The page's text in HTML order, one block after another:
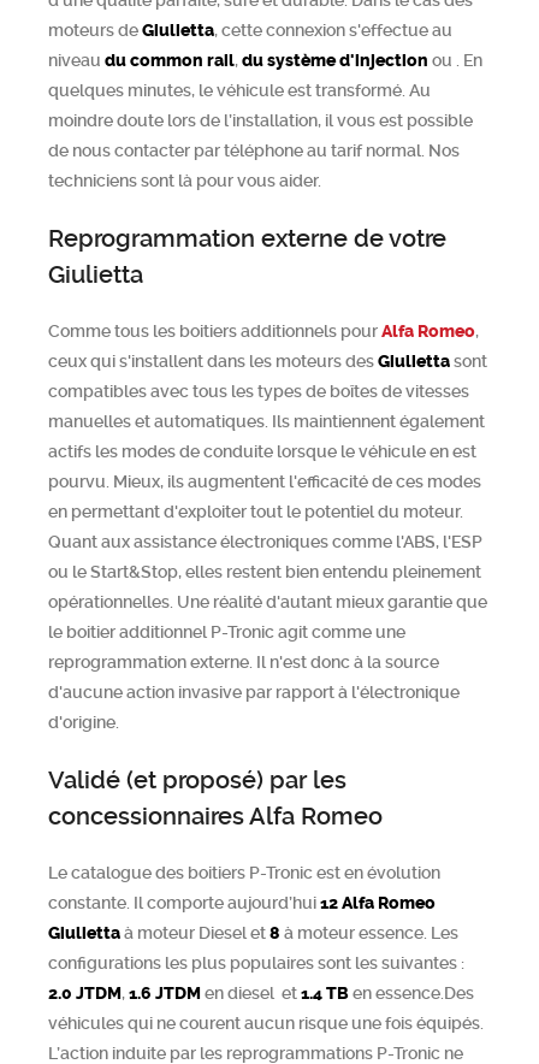
moteurs deGiulietta, cette connexion s'effectue au
niveau du common rail,du système d'injection ou
. En
quelques minutes, le véhicule est transformé. Au
moindre doute lors de l’installation, il vous est possible
de nous contacter par téléphone au tarif normal. Nos
techniciens sont là pour vous aider.
Reprogrammation externe de votre
Giulietta
Comme tous les boitiers additionnels pourAlfa Romeo,
ceux qui s'installent dans les moteurs desGiuliettasont
compatibles avec tous les types de boîtes de vitesses
manuelles et automatiques. Ils maintiennent également
actifs les modes de conduite lorsque le véhicule en est
pourvu. Mieux, ils augmentent l'efficacité de ces modes
en permettant d'exploiter tout le potentiel du moteur.
Quant aux assistance électroniques comme l'ABS, l'ESP
ou le Start&Stop, elles restent bien entendu pleinement
opérationnelles. Une réalité d'autant mieux garantie que
le boitier additionnel P-Tronic agit comme une
reprogrammation externe. Il n'est donc à la source
d'aucune action invasive par rapport à l'électronique
d'origine.
Validé (et proposé) par les
concessionnaires Alfa Romeo
Le catalogue des boitiers P-Tronic est en évolution
constante. Il comporte aujourd’hui12Alfa Romeo
Giuliettaà moteur Diesel et8 à moteur essence. Les
configurations les plus populaires sont les suivantes :
2.0 JTDM,1.6 JTDMen diesel et1.4 TBen essence.Des
véhicules qui ne courent aucun risque une fois équipés.
L’action induite par les reprogrammations P-Tronic ne